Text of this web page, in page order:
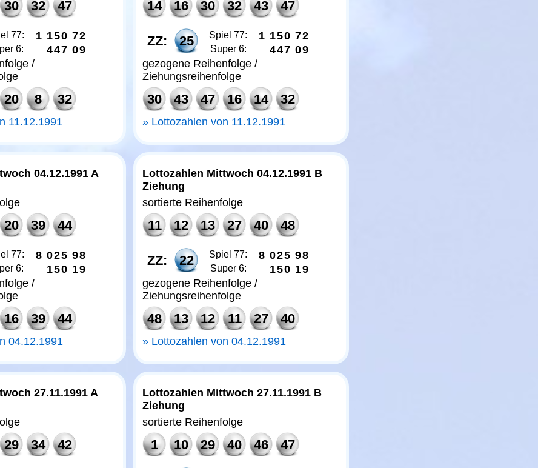
30 32 47
77: 1 150 72
6: 447 09
/
20 8 32
11.12.1991
14 16 30 32 43 47
ZZ: 25 Spiel 77: 1 150 72
Super 6: 447 09
gezogene Reihenfolge /
Ziehungsreihenfolge
30 43 47 16 14 32
Lottozahlen von 11.12.1991
04.12.1991 A
20 39 44
77: 8 025 98
6: 150 19
/
16 39 44
04.12.1991
Lottozahlen Mittwoch 04.12.1991 B
Ziehung
sortierte Reihenfolge
11 12 13 27 40 48
ZZ: 22 Spiel 77: 8 025 98
Super 6: 150 19
gezogene Reihenfolge /
Ziehungsreihenfolge
48 13 12 11 27 40
Lottozahlen von 04.12.1991
27.11.1991 A
29 34 42
Lottozahlen Mittwoch 27.11.1991 B
Ziehung
sortierte Reihenfolge
1 10 29 40 46 47